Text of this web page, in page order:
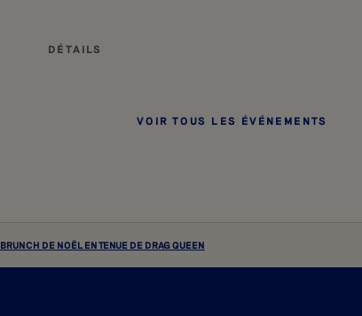
DÉTAILS
VOIR TOUS LES ÉVÉNEMENTS
BRUNCH DE NOËL EN TENUE DE DRAG QUEEN